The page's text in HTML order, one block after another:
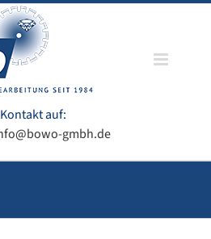
auf:
gmbh.de